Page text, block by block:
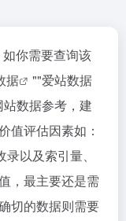
你需要查询该
据 ""爱站数据
数据参考，建
值评估因素如：
以及索引量、
，最主要还是需
切的数据则需要